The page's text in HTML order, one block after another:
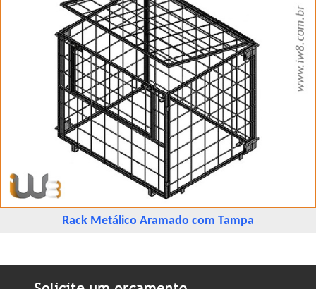
Rack Metálico Aramado com Tampa